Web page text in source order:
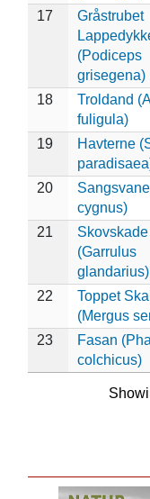
17
Gråstrubet
(Podiceps
grisegena)
18
Troldand
fuligula)
19
Havterne
20
cygnus)
21
Skovskade
(Garrulus
glandarius)
22
Toppet
(Mergus
23
Fasan
colchicus)